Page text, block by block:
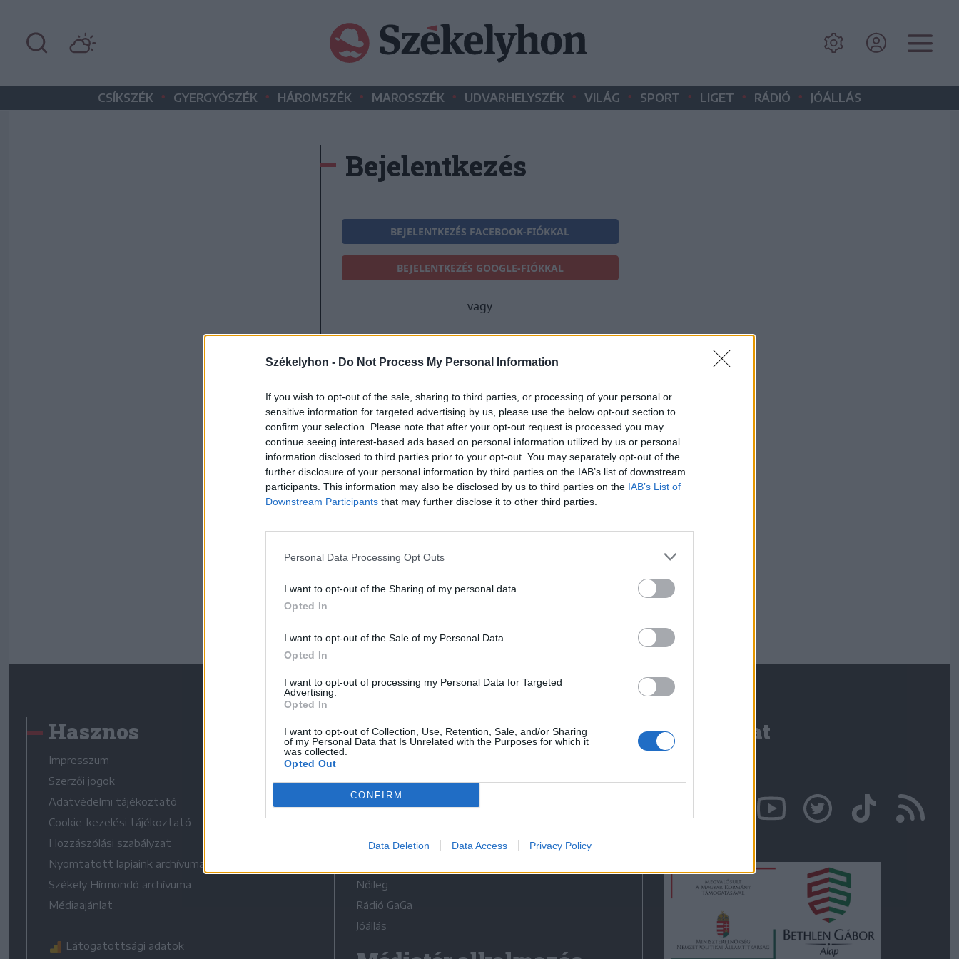
Székelyhon - Do Not Process My Personal Information
If you wish to opt-out of the sale, sharing to third parties, or processing of your personal or
sensitive information for targeted advertising by us, please use the below opt-out section to
confirm your selection. Please note that after your opt-out request is processed you may
continue seeing interest-based ads based on personal information utilized by us or personal
information disclosed to third parties prior to your opt-out. You may separately opt-out of the
further disclosure of your personal information by third parties on the IAB’s list of downstream
participants. This information may also be disclosed by us to third parties on the IAB’s List of
Downstream Participants that may further disclose it to other third parties.
Personal Data Processing Opt Outs
I want to opt-out of the Sharing of my personal data.
Opted In
I want to opt-out of the Sale of my Personal Data.
Opted In
I want to opt-out of processing my Personal Data for Targeted
Advertising.
Opted In
I want to opt-out of Collection, Use, Retention, Sale, and/or Sharing
of my Personal Data that Is Unrelated with the Purposes for which it
was collected.
Opted Out
CONFIRM
Data Deletion Data Access Privacy Policy
CSÍKSZÉK • GYERGYÓSZÉK • HÁROMSZÉK • MAROSSZÉK • UDVARHELYSZÉK • VILÁG • SPORT • LIGET • RÁDIÓ • JÓÁLLÁS
Bejelentkezés
BEJELENTKEZÉS FACEBOOK-FIÓKKAL
BEJELENTKEZÉS GOOGLE-FIÓKKAL
vagy
E-mail-cím
Jelszó
Elfelejtette a jelszavát?
BEJELENTKEZÉS
Hasznos
Impresszum
Szerzői jogok
Adatvédelmi tájékoztató
Cookie-kezelési tájékoztató
Hozzászólási szabályzat
Nyomtatott lapjaink archívuma
Székely Hírmondó archívuma
Médiaajánlat
Látogatottsági adatok
Médiatér
Liget
Krónika
Bihari Napló
Erdélyi Napló
Nőileg
Rádió GaGa
Jóállás
Kapcsolat